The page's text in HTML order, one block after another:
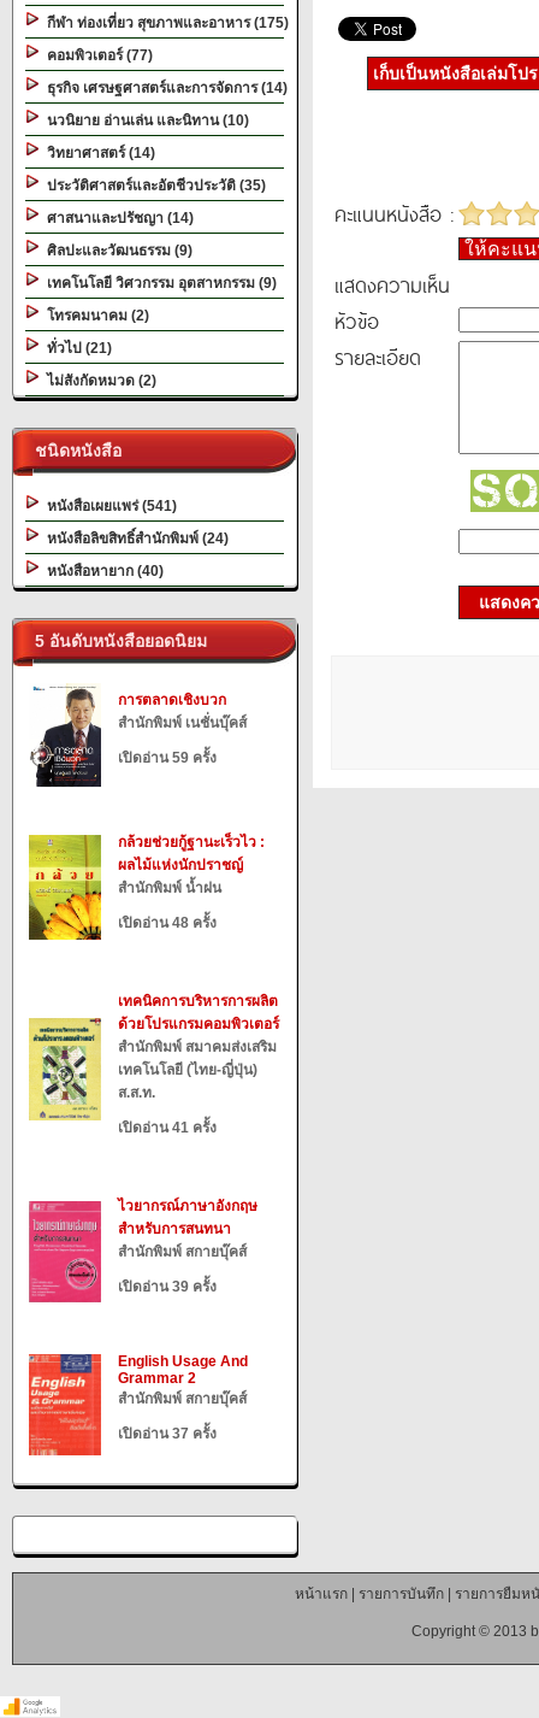
กีฬา ท่องเที่ยว สุขภาพและอาหาร (175)
คอมพิวเตอร์ (77)
ธุรกิจ เศรษฐศาสตร์และการจัดการ (14)
นวนิยาย อ่านเล่น และนิทาน (10)
วิทยาศาสตร์ (14)
ประวัติศาสตร์และอัตชีวประวัติ (35)
ศาสนาและปรัชญา (14)
ศิลปะและวัฒนธรรม (9)
เทคโนโลยี วิศวกรรม อุตสาหกรรม (9)
โทรคมนาคม (2)
ทั่วไป (21)
ไม่สังกัดหมวด (2)
ชนิดหนังสือ
หนังสือเผยแพร่ (541)
หนังสือลิขสิทธิ์สำนักพิมพ์ (24)
หนังสือหายาก (40)
5 อันดับหนังสือยอดนิยม
การตลาดเชิงบวก
สำนักพิมพ์ เนชั่นบุ๊คส์
เปิดอ่าน 59 ครั้ง
กล้วยช่วยกู้ฐานะเร็วไว :
ผลไม้แห่งนักปราชญ์
สำนักพิมพ์ น้ำฝน
เปิดอ่าน 48 ครั้ง
เทคนิคการบริหารการผลิต
ด้วยโปรแกรมคอมพิวเตอร์
สำนักพิมพ์ สมาคมส่งเสริม
เทคโนโลยี (ไทย-ญี่ปุ่น)
ส.ส.ท.
เปิดอ่าน 41 ครั้ง
ไวยากรณ์ภาษาอังกฤษ
สำหรับการสนทนา
สำนักพิมพ์ สกายบุ๊คส์
เปิดอ่าน 39 ครั้ง
English Usage And
Grammar 2
สำนักพิมพ์ สกายบุ๊คส์
เปิดอ่าน 37 ครั้ง
เก็บเป็นหนังสือเล่มโป
คะแนนหนังสือ :
ให้คะแ
แสดงความเห็น
หัวข้อ
รายละเอียด
แสดงค
หน้าแรก| รายการบันทึก| รายการยืมห
Copyright © 2013